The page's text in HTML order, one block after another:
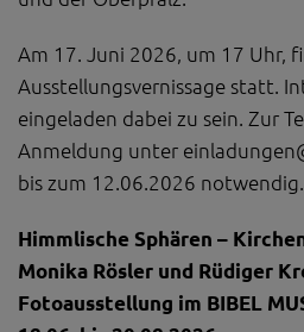
Am 17. Juni 2026, um 17 Uhr,
Ausstellungsvernissage statt.
eingeladen dabei zu sein. Zur
Anmeldung unter
bis zum 12.06.2026 notwendig.
Himmlische Sphären –
Monika Rösler und Rüdiger
Fotoausstellung im BIBEL